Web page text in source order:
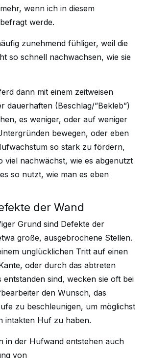
wenn ich in diesem
werde.
zunehmend fühliger, weil die
so schnell nachwachsen, wie sie
dann mit einem zeitweisen
dauerhaften (Beschlag/”Bekleb”)
es weniger, oder auf weniger
bewegen, oder eben
so stark zu fördern,
viel nachwächst, wie es abgenutzt
so nutzt, wie man es eben
der Wand
Grund sind Defekte der
große, ausgebrochene Stellen.
unglücklichen Tritt auf einen
oder durch das abtreten
entstanden sind, wecken sie oft bei
den Wunsch, das
zu beschleunigen, um möglichst
intakten Huf zu haben.
in der Hufwand entstehen auch
von